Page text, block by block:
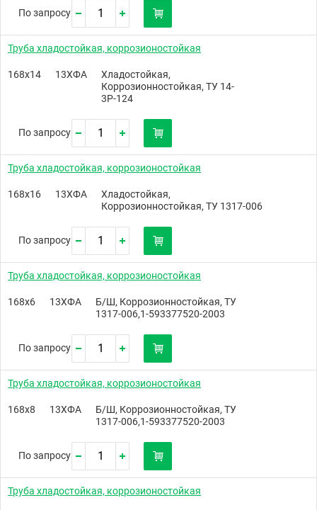
По запросу
Труба хладостойкая, коррозионостойкая
168х14 13ХФА
Хладостойкая,
Коррозионностойкая, ТУ 14-
3Р-124
По запросу
Труба хладостойкая, коррозионостойкая
168х16 13ХФА
Хладостойкая,
Коррозионностойкая, ТУ 1317-006
По запросу
Труба хладостойкая, коррозионостойкая
168х6 13ХФА
Б/Ш, Коррозионностойкая, ТУ
1317-006,1-593377520-2003
По запросу
Труба хладостойкая, коррозионостойкая
168х8 13ХФА
Б/Ш, Коррозионностойкая, ТУ
1317-006,1-593377520-2003
По запросу
Труба хладостойкая, коррозионостойкая